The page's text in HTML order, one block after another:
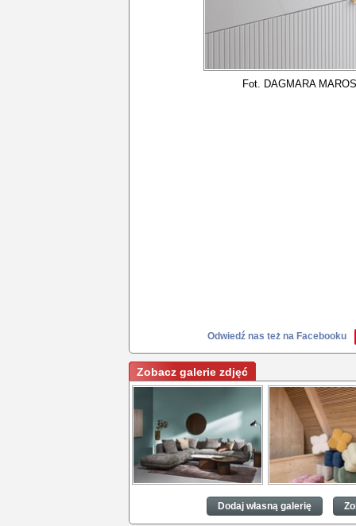
Fot. DAGMARA
Odwiedź nas też na Facebooku
Zobacz galerie zdjęć
wnętrzarskie w 2025 roku
wnętrzarskie w
Dodaj własną galerię